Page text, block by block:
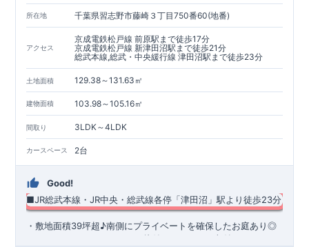
所在地 千葉県習志野市藤崎３丁目750番60(地番)
アクセス
京成電鉄松戸線 前原駅まで徒歩17分
京成電鉄松戸線 新津田沼駅まで徒歩21分
総武本線,総武・中央緩行線 津田沼駅まで徒歩23分
土地面積 129.38～131.63㎡
建物面積 103.98～105.16㎡
間取り 3LDK～4LDK
カースペース 2台
Good!
■JR総武本線・JR中央・総武線各停「津田沼」駅より徒歩23分
​・敷地面積39坪超♪南側にプライベートを確保したお庭あり◎
・キッチンまわりがすっきり片付くパントリー収納 ・スマート